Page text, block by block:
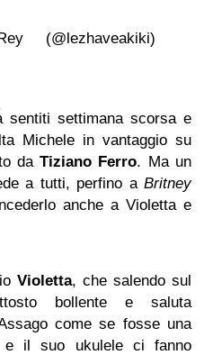
(@lezhaveakiki)
sentiti settimana scorsa e
Michele in vantaggio su
daTiziano Ferro. Ma un
a tutti, perfino a Britney
anche a Violetta e
Violetta, che salendo sul
bollente e saluta
come se fosse una
e il suo ukulele ci fanno